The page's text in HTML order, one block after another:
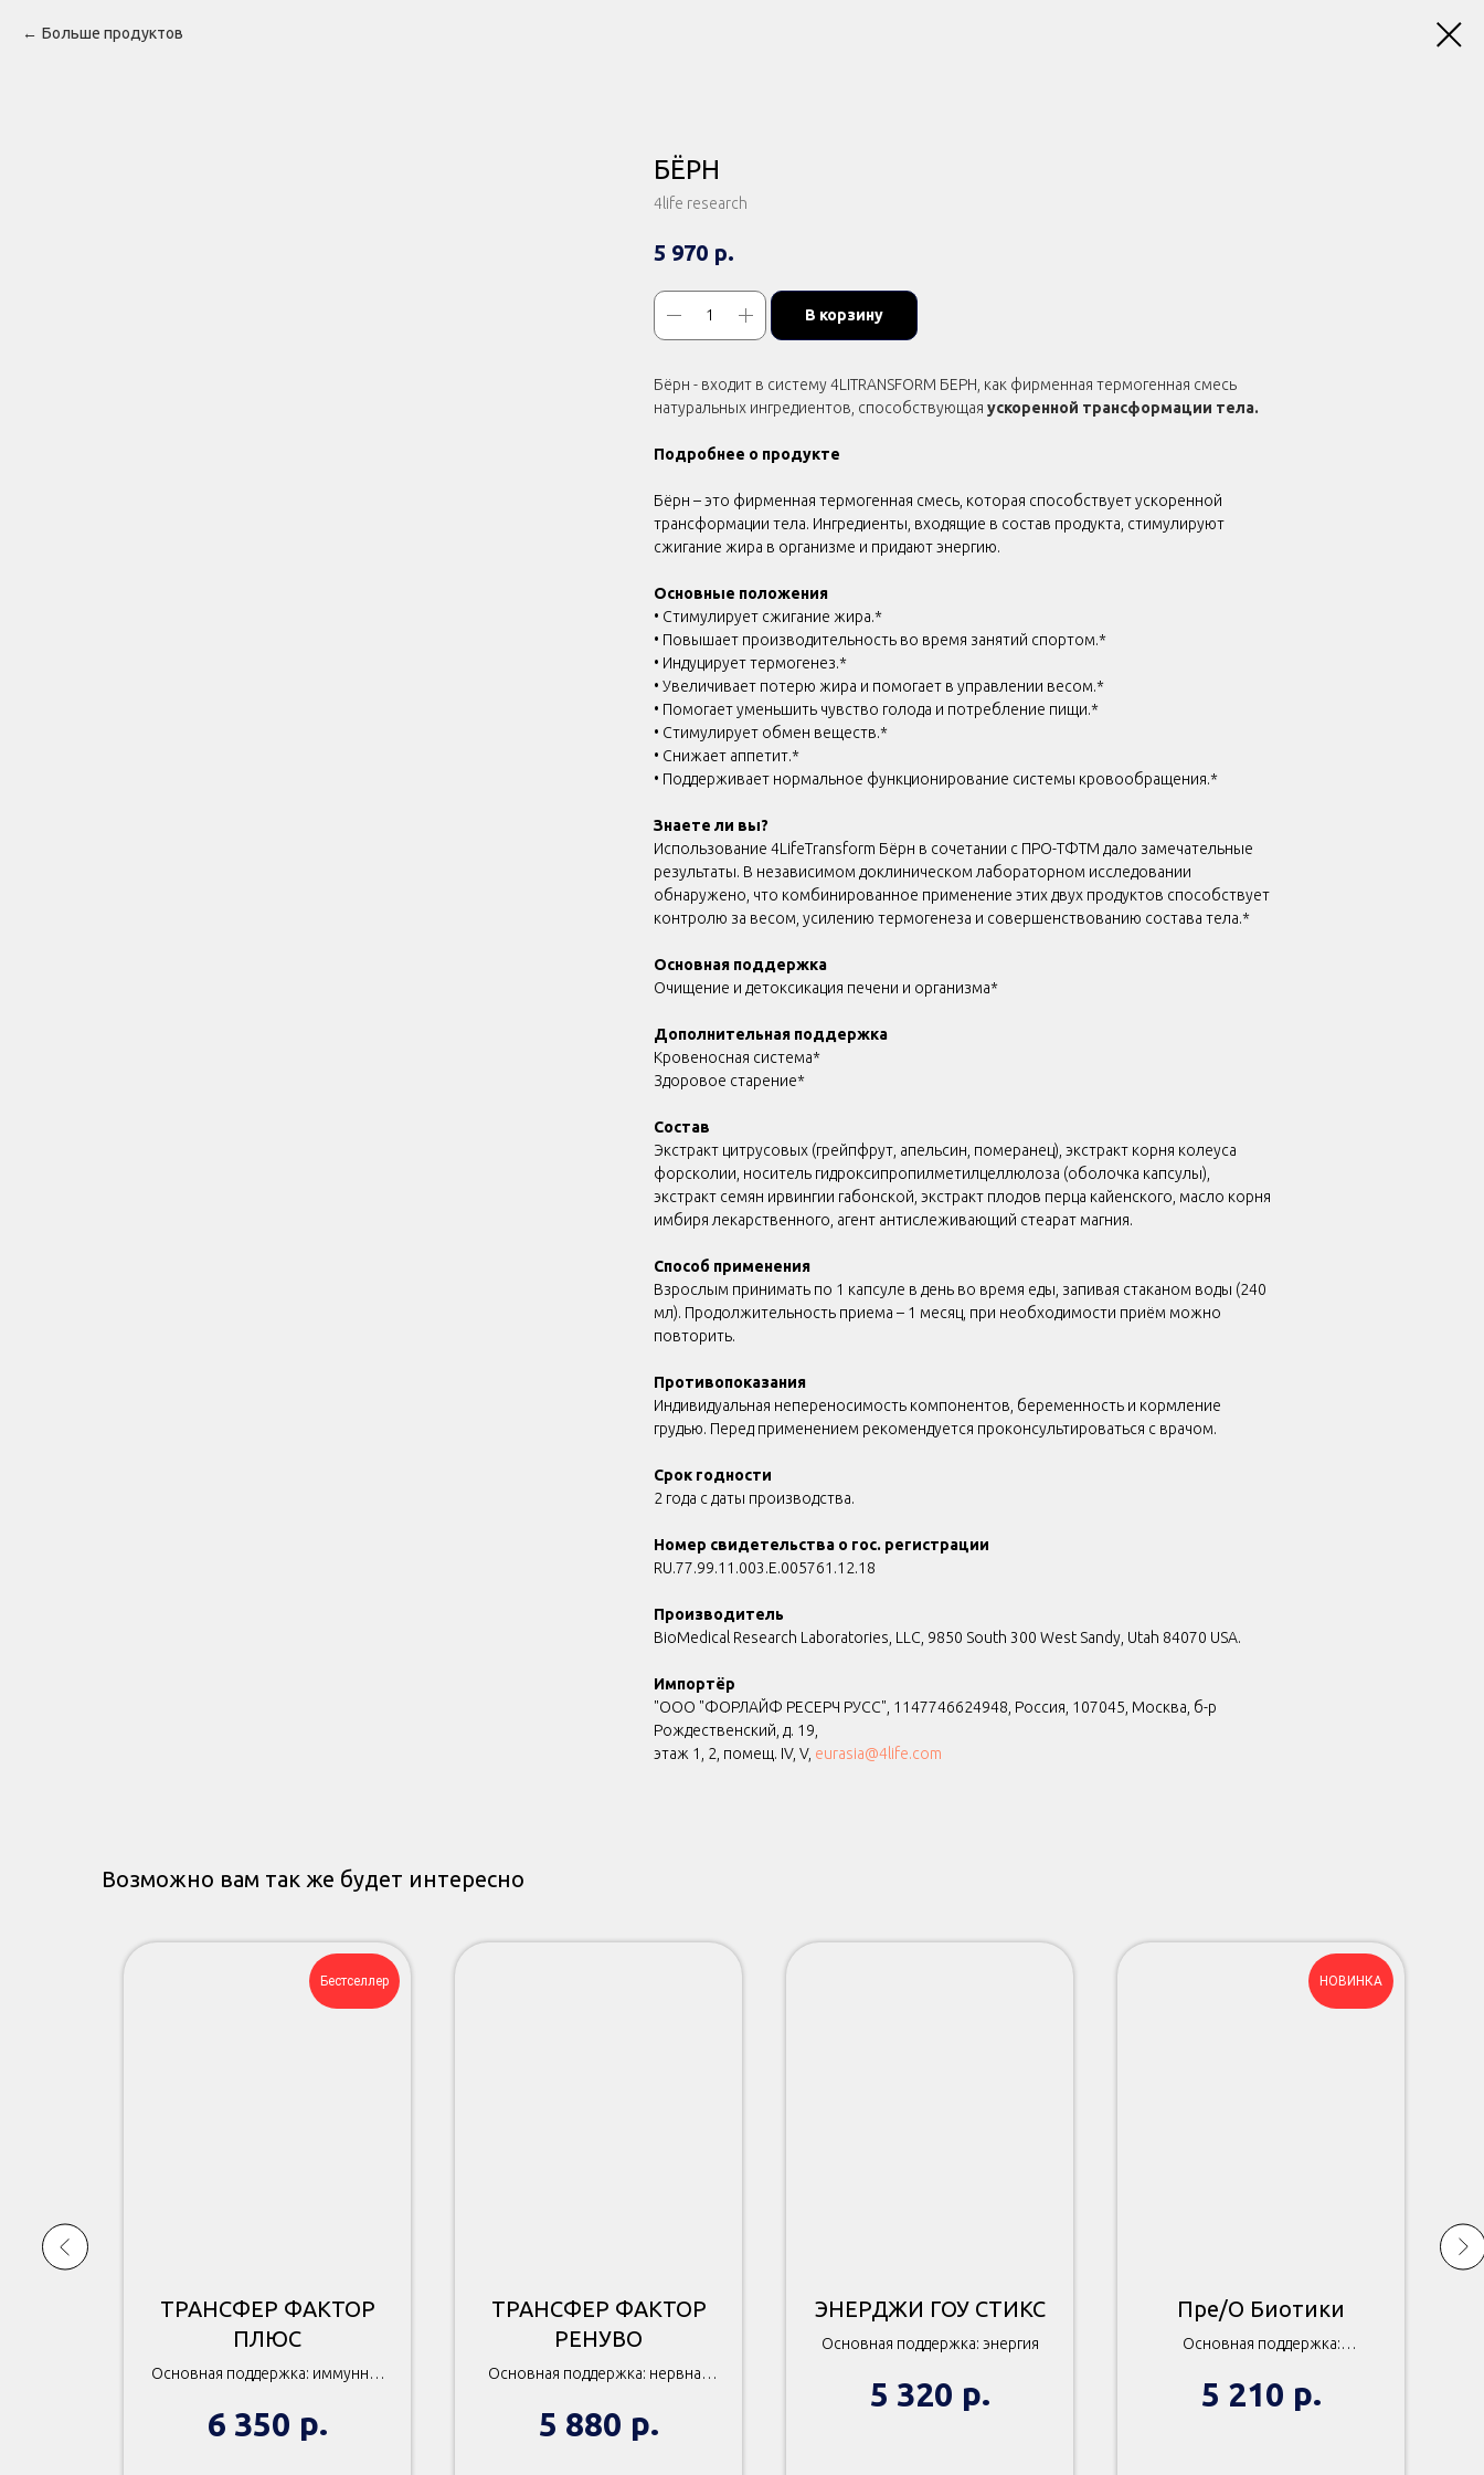
Больше продуктов
БЁРН
4life research
5 970 р.
В корзину
Бёрн - входит в систему 4LITRANSFORM БЕРН, как фирменная термогенная смесь
натуральных ингредиентов, способствующая ускоренной трансформации тела.
Подробнее о продукте
Бёрн – это фирменная термогенная смесь, которая способствует ускоренной
трансформации тела. Ингредиенты, входящие в состав продукта, стимулируют
сжигание жира в организме и придают энергию.
Основные положения
• Стимулирует сжигание жира.*
• Повышает производительность во время занятий спортом.*
• Индуцирует термогенез.*
• Увеличивает потерю жира и помогает в управлении весом.*
• Помогает уменьшить чувство голода и потребление пищи.*
• Стимулирует обмен веществ.*
• Снижает аппетит.*
• Поддерживает нормальное функционирование системы кровообращения.*
Знаете ли вы?
Использование 4LifeTransform Бёрн в сочетании с ПРО-ТФTM дало замечательные
результаты. В независимом доклиническом лабораторном исследовании
обнаружено, что комбинированное применение этих двух продуктов способствует
контролю за весом, усилению термогенеза и совершенствованию состава тела.*
Основная поддержка
Очищение и детоксикация печени и организма*
Дополнительная поддержка
Кровеносная система*
Здоровое старение*
Состав
Экстракт цитрусовых (грейпфрут, апельсин, померанец), экстракт корня колеуса
форсколии, носитель гидроксипропилметилцеллюлоза (оболочка капсулы),
экстракт семян ирвингии габонской, экстракт плодов перца кайенского, масло корня
имбиря лекарственного, агент антислеживающий стеарат магния.
Способ применения
Взрослым принимать по 1 капсуле в день во время еды, запивая стаканом воды (240
мл). Продолжительность приема – 1 месяц, при необходимости приём можно
повторить.
Противопоказания
Индивидуальная непереносимость компонентов, беременность и кормление
грудью. Перед применением рекомендуется проконсультироваться с врачом.
Срок годности
2 года с даты производства.
Номер свидетельства о гос. регистрации
RU.77.99.11.003.Е.005761.12.18
Производитель
BioMedical Research Laboratories, LLC, 9850 South 300 West Sandy, Utah 84070 USA.
Импортёр
"ООО "ФОРЛАЙФ РЕСЕРЧ РУСС", 1147746624948, Россия, 107045, Москва, б-р
Рождественский, д. 19,
этаж 1, 2, помещ. IV, V, eurasia@4life.com
Возможно вам так же будет интересно
Бестселлер
ТРАНСФЕР ФАКТОР
ПЛЮС
Основная поддержка: иммунная
6 350 р.
ТРАНСФЕР ФАКТОР
РЕНУВО
Основная поддержка: нервная
5 880 р.
ЭНЕРДЖИ ГОУ СТИКС
Основная поддержка: энергия
5 320 р.
НОВИНКА
Пре/О Биотики
Основная поддержка:
5 210 р.